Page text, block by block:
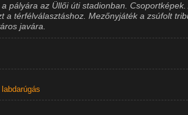
pályára az Üllői úti stadionban. Csoportképek.
a térfélválasztáshoz. Mezőnyjáték a zsúfolt
javára.
labdarúgás